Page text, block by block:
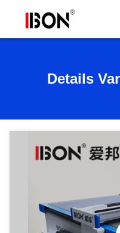
Details